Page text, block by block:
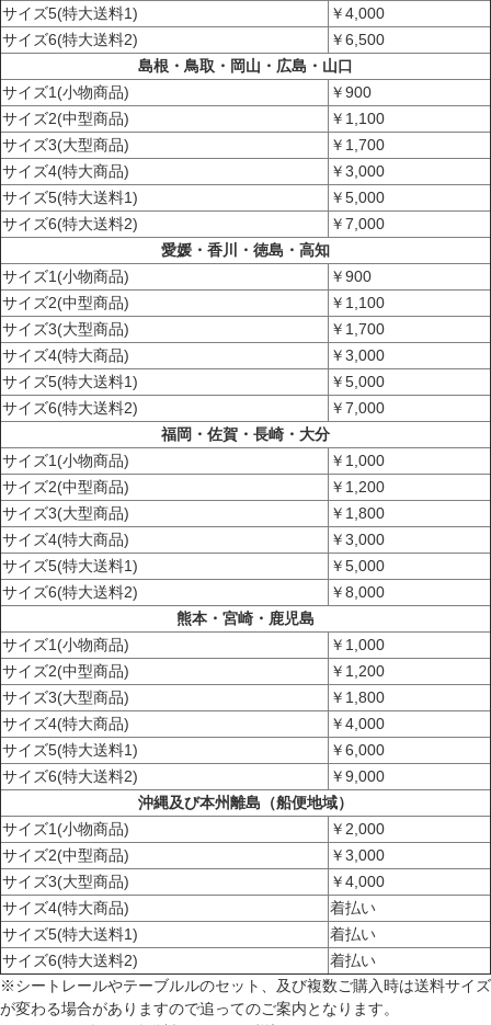
サイズ5(特大送料1)
￥4,000
サイズ6(特大送料2)
￥6,500
島根・鳥取・岡山・広島・山口
サイズ1(小物商品)
￥900
サイズ2(中型商品)
￥1,100
サイズ3(大型商品)
￥1,700
サイズ4(特大商品)
￥3,000
サイズ5(特大送料1)
￥5,000
サイズ6(特大送料2)
￥7,000
愛媛・香川・徳島・高知
サイズ1(小物商品)
￥900
サイズ2(中型商品)
￥1,100
サイズ3(大型商品)
￥1,700
サイズ4(特大商品)
￥3,000
サイズ5(特大送料1)
￥5,000
サイズ6(特大送料2)
￥7,000
福岡・佐賀・長崎・大分
サイズ1(小物商品)
￥1,000
サイズ2(中型商品)
￥1,200
サイズ3(大型商品)
￥1,800
サイズ4(特大商品)
￥3,000
サイズ5(特大送料1)
￥5,000
サイズ6(特大送料2)
￥8,000
熊本・宮崎・鹿児島
サイズ1(小物商品)
￥1,000
サイズ2(中型商品)
￥1,200
サイズ3(大型商品)
￥1,800
サイズ4(特大商品)
￥4,000
サイズ5(特大送料1)
￥6,000
サイズ6(特大送料2)
￥9,000
沖縄及び本州離島（船便地域）
サイズ1(小物商品)
￥2,000
サイズ2(中型商品)
￥3,000
サイズ3(大型商品)
￥4,000
サイズ4(特大商品)
着払い
サイズ5(特大送料1)
着払い
サイズ6(特大送料2)
着払い
※シートレールやテーブルルのセット、及び複数ご購入時は送料サイズ
が変わる場合がありますので追ってのご案内となります。